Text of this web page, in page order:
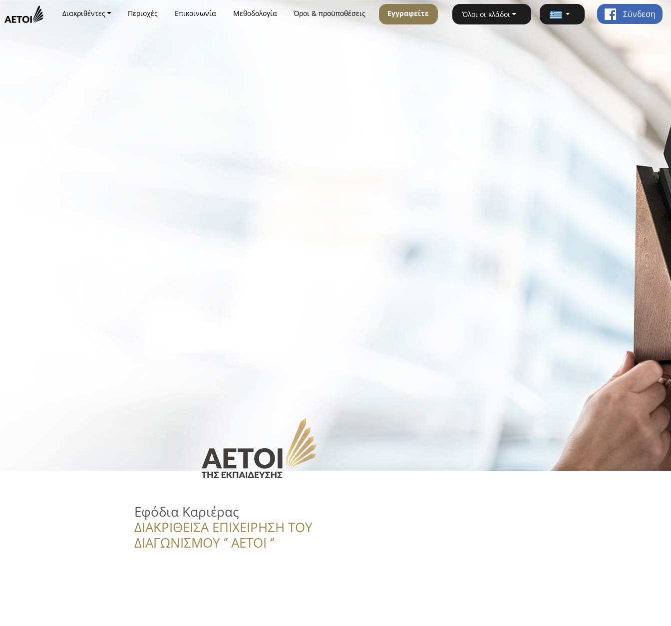
Διακριθέντες Περιοχές Επικοινωνία Μεθοδολογία Όροι & προϋποθέσεις Εγγραφείτε Όλοι οι κλάδοι Σύνδεση
Εφόδια Καριέρας
ΔΙΑΚΡΙΘΕΙΣΑ ΕΠΙΧΕΙΡΗΣΗ ΤΟΥ
ΔΙΑΓΩΝΙΣΜΟΥ ‘’ ΑΕΤΟΙ ‘’